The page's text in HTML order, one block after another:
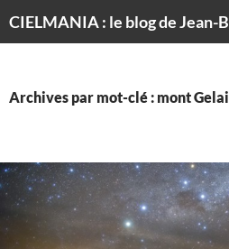
Archives par mot-clé : mont Gelai